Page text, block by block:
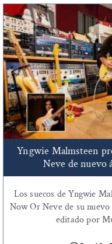
Yngwie Malmsteen
Neve de nuevo
Los suecos de Yngwie
Now Or Neve de su
editado por